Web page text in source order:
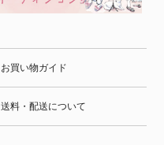
お買い物ガイド
送料・配送について